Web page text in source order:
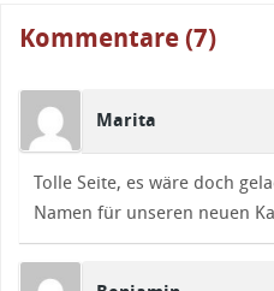
Kommentare (7)
Marita
Tolle Seite, es wäre doch
Namen für unseren neuen